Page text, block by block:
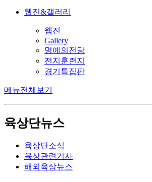
웹진&갤러리
웹진
Gallery
명예의전당
전지훈련지
경기특집판
메뉴전체보기
육상단뉴스
육상단소식
육상관련기사
해외육상뉴스